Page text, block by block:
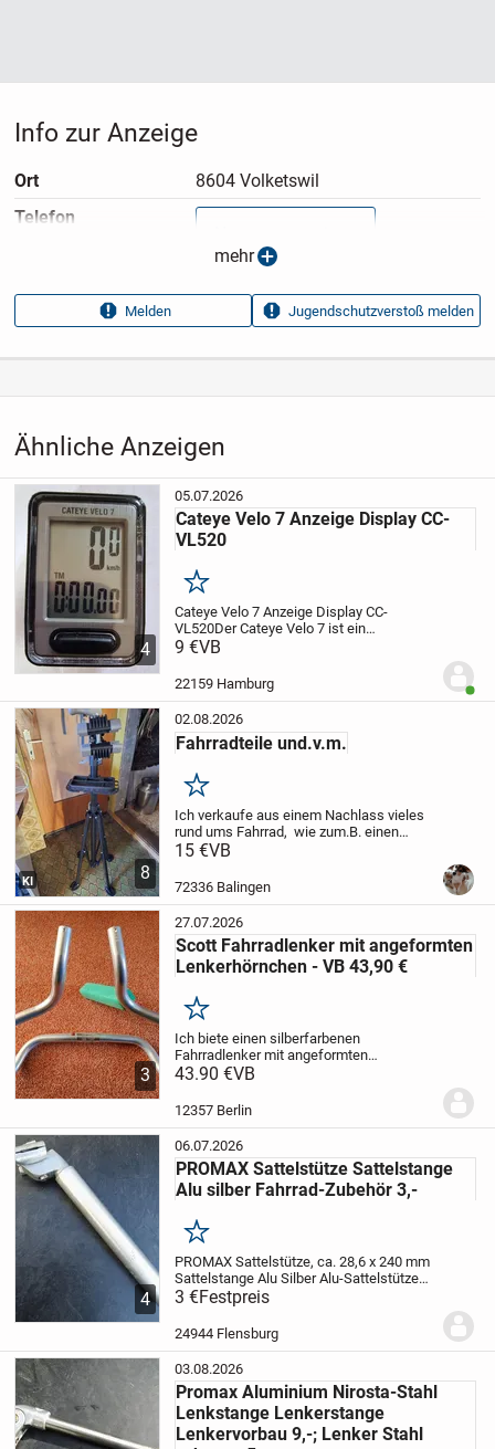
Ähnliche Anzeigen
4
05.07.2026
Cateye Velo 7 Anzeige Display CC-
VL520
Merken
Cateye Velo 7 Anzeige Display CC-
VL520Der Cateye Velo 7 ist ein
kompakter, kabelgebundener
seinem großen, leicht ablesbaren Display
und voreingestellten Reifengröß...
9 €VB
22159 Hamburg
8
KI
02.08.2026
Fahrradteile und.v.m.
Merken
Ich verkaufe aus einem Nachlass vieles
rund ums Fahrrad, wie zum.B. einen
Montageständer, noch neue
Luftpumpen, u.v.m. Einfach
vorbeikommen und durchschauen! Nur...
15 €VB
72336 Balingen
3
27.07.2026
Scott Fahrradlenker mit angeformten
Lenkerhörnchen - VB 43,90 €
Merken
Ich biete einen silberfarbenen
Fahrradlenker mit angeformten
Lenkerhörnchen aus Aluminium an.
komfortablere und aufrechtere
Fahrposition zu ermöglichen, was...
43.90 €VB
12357 Berlin
4
06.07.2026
PROMAX Sattelstütze Sattelstange
Alu silber Fahrrad-Zubehör 3,-
Merken
PROMAX Sattelstütze, ca. 28,6 x 240 mm
Sattelstange Alu SilberAlu-Sattelstütze
MTB / Rennrad, ca. 28,6 mm
Durchmesser, ca. 240 mm lang,
eingebaute Klemme, gebraucht
3 €Festpreis
24944 Flensburg
03.08.2026
Promax Aluminium Nirosta-Stahl
Lenkstange Lenkerstange
Lenkervorbau 9,-; Lenker Stahl
Info zur Anzeige
Ort
8604 Volketswil
Telefon
Anzeigen­datum
08.07.2026
Anzeigen­kennung
27835f03
Aufrufe dieser
19
Kategorie Fahrzeuge
Zubehör›Fahrrad Ersatzteile
mehr
Melden Jugendschutzverstoß melden